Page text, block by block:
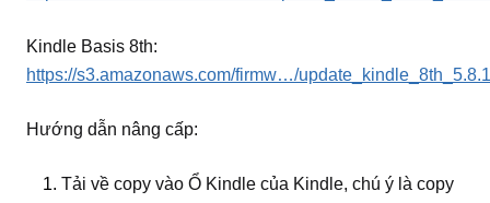
Kindle Basis 8th:
https://s3.amazonaws.com/firmw…/
Hướng dẫn nâng cấp:
Tải về copy vào Ổ Kindle của Kindle, chú ý là copy